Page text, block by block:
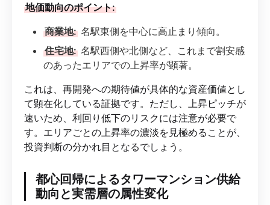
地価動向のポイント:
商業地: 名駅東側を中心に高止まり傾向。
住宅地: 名駅西側や北側など、これまで割安感
のあったエリアでの上昇率が顕著。
これは、再開発への期待値が具体的な資産価値とし
て顕在化している証拠です。ただし、上昇ピッチが
速いため、利回り低下のリスクには注意が必要で
す。エリアごとの上昇率の濃淡を見極めることが、
投資判断の分かれ目となるでしょう。
都心回帰によるタワーマンション供給
動向と実需層の属性変化